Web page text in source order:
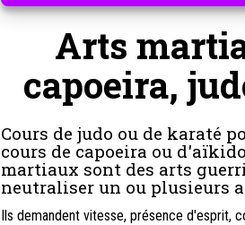
Arts
capoeira,
Cours de judo ou de karaté
cours de capoeira ou
martiaux sont des arts
neutraliser un ou plusieurs
Ils demandent vitesse, présence d'esprit,